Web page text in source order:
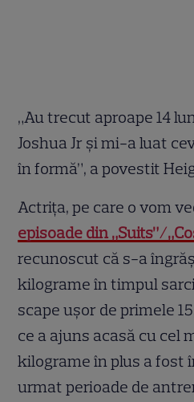
„Au trecut aproape 14
Joshua Jr și mi-a luat
în formă”, a povestit
Actrița, pe care o vom
episoade din „Suits”/
recunoscut că s-a
kilograme în timpul
scape ușor de primele
ce a ajuns acasă cu cel
kilograme în plus a fost
urmat perioade de